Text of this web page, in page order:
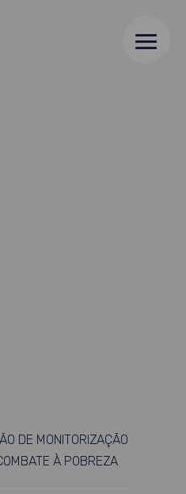
DE MONITORIZAÇÃO
À POBREZA